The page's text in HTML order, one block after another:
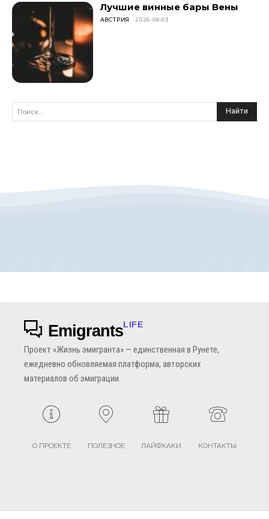
Лучшие винные бары Вены
АВСТРИЯ 2026-08-03
Поиск... Найти
EmigrantsLIFE
Проект «Жизнь эмигранта» — единственная в Рунете,
ежедневно обновляемая платформа, авторских
материалов об эмиграции.
О ПРОЕКТЕ ПОЛЕЗНОЕ ЛАЙФХАКИ КОНТАКТЫ